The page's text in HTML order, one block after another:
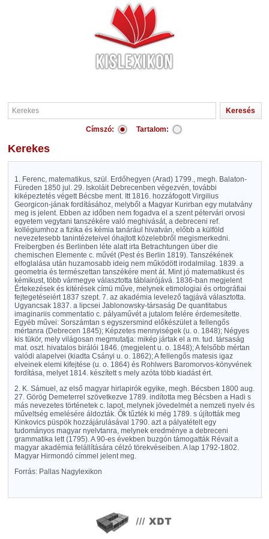
Címszó: Tartalom:
Kerekes
1. Ferenc, matematikus, szül. Erdőhegyen (Arad) 1799., megh. Balaton-
Füreden 1850 jul. 29. Iskoláit Debrecenben végezvén, további
kiképeztetés végett Bécsbe ment. Itt 1816. hozzáfogott Virgilius
Georgicon-jának fordításához, melyből a Magyar Kurirban egy mutatvány
meg is jelent. Ebben az időben nem fogadva el a szent pétervári orvosi
egyetem vegytani tanszékére való meghivását, a debreceni ref.
kollégiumhoz a fizika és kémia tanárául hivatván, előbb a külföld
nevezetesebb tanintézeteivel óhajtott közelebbről megismerkedni.
Freibergben és Berlinben léte alatt irta Betrachtungen über die
chemischen Elemente c. művét (Pest és Berlin 1819). Tanszékének
elfoglalása után huzamosabb ideig nem működött irodalmilag. 1839. a
geometria és természettan tanszékére ment át. Mint jó matematikust és
kémikust, több vármegye választotta táblairójává. 1836-ban megjelent
Értekezések és kitérések címü műve, melynek etimologiai és ortográfiai
fejtegetéseiért 1837 szept. 7. az akadémia levelező tagjává választotta.
Ugyancsak 1837. a lipcsei Jablonowsky-társaság De quantitabus
imaginariis commentatio c. pályaművét a jutalom felére érdemesítette.
Egyéb művei: Sorszámtan s egyszersmind előkészület a fellengős
mértanra (Debrecen 1845); Képzetes mennyiségek (u. o. 1848); Négyes
kis tükör, mely világosan megmutatja: mikép jártak el a m. tud. társaság
mat. oszt. hivatalos birálói 1846. (megjelent u. o. 1848); A felsőbb mértan
valódi alapelvei (kiadta Csányi u. o. 1862); A fellengős matesis igaz
elveinek elemi kifejtése (u. o. 1864) és Rohlwers Baromorvos-könyvének
fordítása, melyet 1814. készített s mely azóta több kiadást ért.
2. K. Sámuel, az első magyar hirlapirók egyike, megh. Bécsben 1800 aug.
27. Görög Demeterrel szövetkezve 1789. indította meg Bécsben a Hadi s
más nevezetes történetek c. lapot, melynek jövedelmét a nemzeti nyelv és
műveltség emelésére áldozták. Ők tűzték ki még 1789. s újították meg
Kinkovics püspök hozzájárulásával 1790. azt a pályatételt egy
tudományos magyar nyelvtanra, melynek eredménye a debreceni
grammatika lett (1795). A 90-es években buzgón támogatták Révait a
magyar akadémia felállítására célzó törekvéseiben. A lap 1792-1802.
Magyar Hirmondó címmel jelent meg.
Forrás: Pallas Nagylexikon